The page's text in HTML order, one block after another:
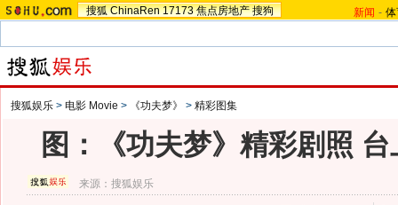
搜狐 ChinaRen 17173 焦点房地产 搜狗 新闻 -
搜狐娱乐 > 电影 Movie > 《功夫梦》 > 精彩图集
图：《功夫梦》精彩剧照
来源：搜狐娱乐